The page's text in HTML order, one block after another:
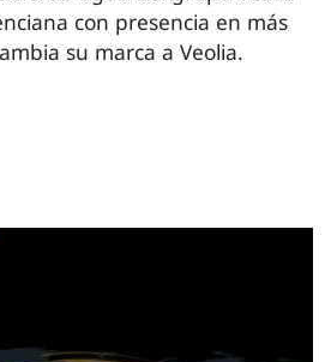
con presencia en más
su marca a Veolia.